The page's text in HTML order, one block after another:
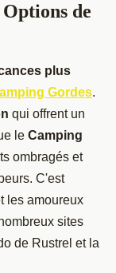
de
plus
Gordes.
qui offrent un
le Camping
ombragés et
C'est
les amoureux
sites
de Rustrel et la